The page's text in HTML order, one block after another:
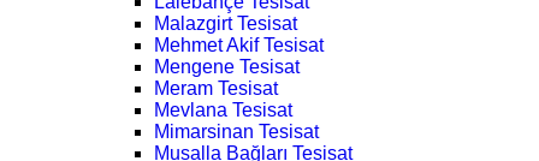
Malazgirt Tesisat
Mehmet Akif Tesisat
Mengene Tesisat
Meram Tesisat
Mevlana Tesisat
Mimarsinan Tesisat
Musalla Bağları Tesisat